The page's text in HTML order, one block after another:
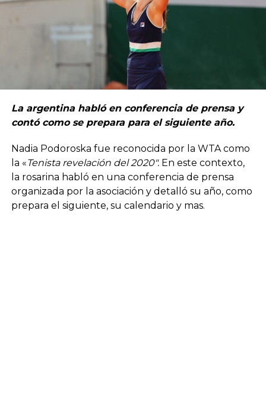
La argentina habló en conferencia de prensa y
contó como se prepara para el siguiente año.
Nadia Podoroska fue reconocida por la WTA como
la «Tenista revelación del 2020″.En este contexto,
la rosarina habló en una conferencia de prensa
organizada por la asociación y detalló su año, como
prepara el siguiente, su calendario y mas.